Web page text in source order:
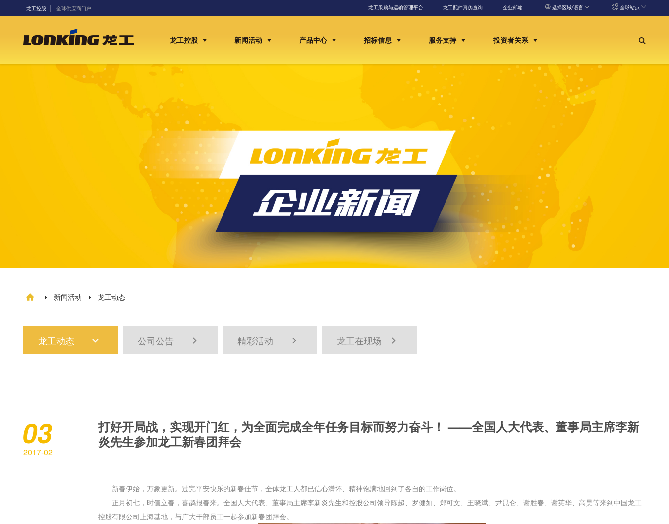
龙工控股 | 全球供应商门户 龙工采购与运输管理平台 龙工配件真伪查询 企业邮箱 选择区域/语言 全球站点
龙工控股 新闻活动 产品中心 招标信息 服务支持 投资者关系
  新闻活动  龙工动态
龙工动态  公司公告  精彩活动  龙工在现场 
03
2017-02
打好开局战，实现开门红，为全面完成全年任务目标而努力奋斗！ ——全国人大代表、董事局主席李新
炎先生参加龙工新春团拜会
新春伊始，万象更新。过完平安快乐的新春佳节，全体龙工 人都已信心满怀、精神饱满地回到了各自的工作岗位。
正月初七，时值立春，喜鹊报春来。全国人大代表、董事局主席李新炎先生和控股公司领导陈超、罗健如、郑可文、王晓斌、尹昆仑、谢胜春、谢英华、高昊等来到中国龙工
控股有限公司上海基地，与广大干部员工一起参加新春团拜会。